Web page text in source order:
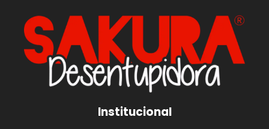
Institucional